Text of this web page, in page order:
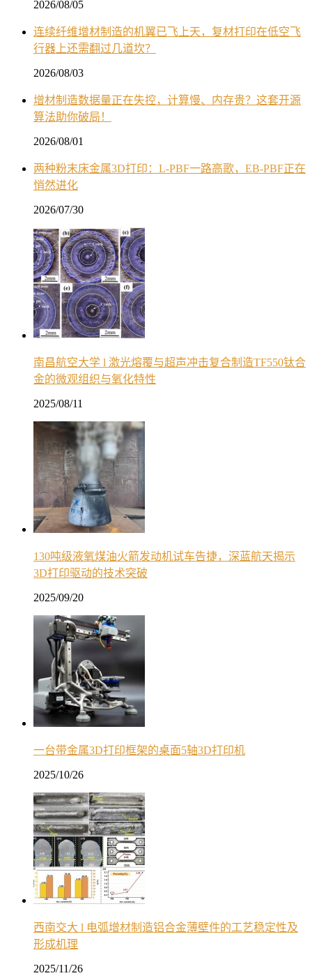
2026/08/05
连续纤维增材制造的机翼已飞上天，复材打印在低空飞
行器上还需翻过几道坎？
2026/08/03
增材制造数据量正在失控，计算慢、内存贵？这套开源
算法助你破局！
2026/08/01
两种粉末床金属3D打印：L-PBF一路高歌，EB-PBF正在
悄然进化
2026/07/30
南昌航空大学 l 激光熔覆与超声冲击复合制造TF550钛合
金的微观组织与氧化特性
2025/08/11
130吨级液氧煤油火箭发动机试车告捷，深蓝航天揭示
3D打印驱动的技术突破
2025/09/20
一台带金属3D打印框架的桌面5轴3D打印机
2025/10/26
西南交大 l 电弧增材制造铝合金薄壁件的工艺稳定性及
形成机理
2025/11/26